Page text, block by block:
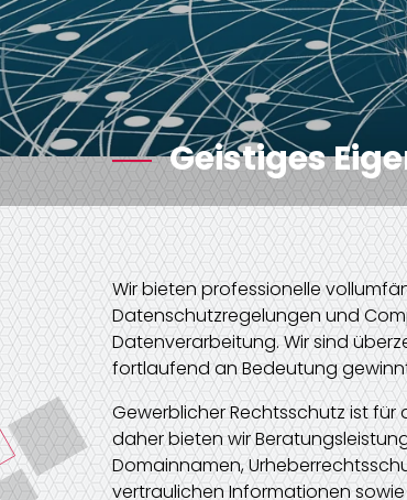
Geistiges
Wir bieten professionelle
Datenschutzregelungen und
Datenverarbeitung. Wir sind
fortlaufend an Bedeutung
Gewerblicher Rechtsschutz ist
daher bieten wir
Domainnamen,
vertraulichen Informationen